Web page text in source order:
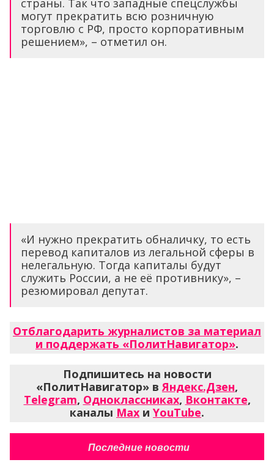
могут прекратить всю розничную
торговлю с РФ, просто корпоративным
решением», – отметил он.
«И нужно прекратить обналичку, то есть
перевод капиталов из легальной сферы в
нелегальную. Тогда капиталы будут
служить России, а не её противнику», –
резюмировал депутат.
Отблагодарить журналистов за материал
и поддержать «ПолитНавигатор».
Подпишитесь на новости
«ПолитНавигатор» вЯндекс.Дзен,
Telegram, Одноклассниках, Вконтакте,
каналы Max и YouTube.
Последние новости